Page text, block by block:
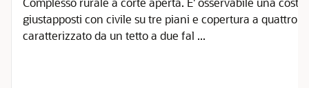
giustapposti con civile su tre piani e copertura a quattro
caratterizzato da un tetto a due fal ...